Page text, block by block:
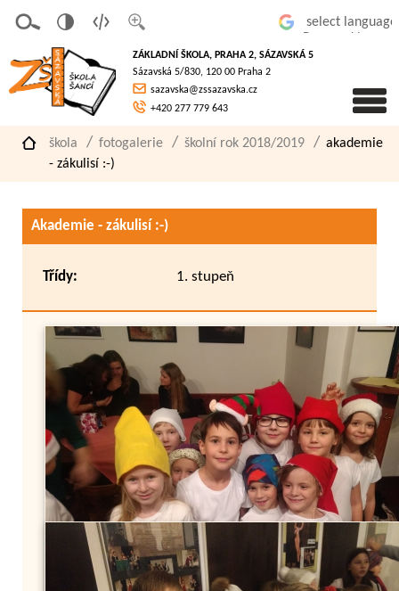
písmo
á
verze
pro
slaboz
raké
ZÁKLADNÍ ŠKOLA, PRAHA 2, SÁZAVSKÁ 5
Sázavská 5/830, 120 00 Praha 2
sazavska@zssazavska.cz
+420 277 779 643
škola fotogalerie školní rok 2018/2019
akademie
- zákulisí :-)
Akademie - zákulisí :-)
Třídy: 1. stupeň